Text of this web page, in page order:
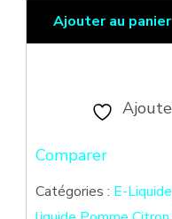
Ajouter au panier
Comparer
Catégories : E-Liquide